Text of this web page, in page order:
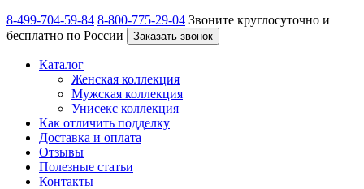
8-499-704-59-84 8-800-775-29-04 Звоните круглосуточно и
бесплатно по России
Заказать звонок
Каталог
Женская коллекция
Мужская коллекция
Унисекс коллекция
Как отличить подделку
Доставка и оплата
Отзывы
Полезные статьи
Контакты